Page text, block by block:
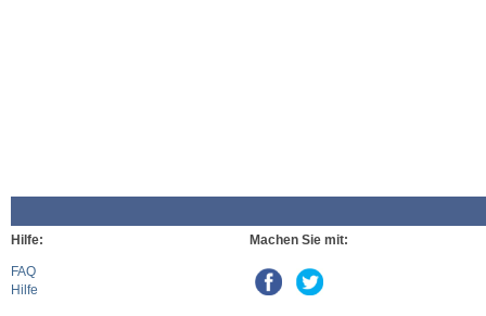
Hilfe:
FAQ
Hilfe
Machen Sie mit: